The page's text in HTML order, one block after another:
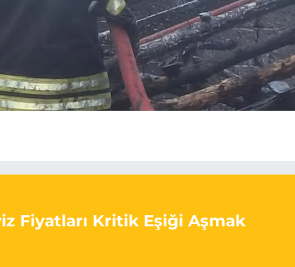
Fiyatları Kritik Eşiği Aşmak